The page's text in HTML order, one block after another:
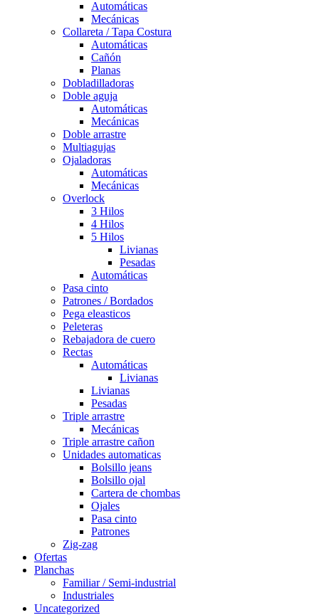
Automáticas
Mecánicas
Collareta / Tapa Costura
Automáticas
Cañón
Planas
Dobladilladoras
Doble aguja
Automáticas
Mecánicas
Doble arrastre
Multiagujas
Ojaladoras
Automáticas
Mecánicas
Overlock
3 Hilos
4 Hilos
5 Hilos
Livianas
Pesadas
Automáticas
Pasa cinto
Patrones / Bordados
Pega eleasticos
Peleteras
Rebajadora de cuero
Rectas
Automáticas
Livianas
Livianas
Pesadas
Triple arrastre
Mecánicas
Triple arrastre cañon
Unidades automaticas
Bolsillo jeans
Bolsillo ojal
Cartera de chombas
Ojales
Pasa cinto
Patrones
Zig-zag
Ofertas
Planchas
Familiar / Semi-industrial
Industriales
Uncategorized